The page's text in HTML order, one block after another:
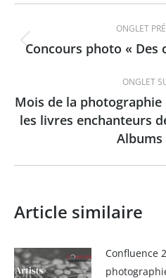
Navigation
de
ONGLET
Concours photo « Des
ONGLET
Mois de la
les livres enchanteurs
Albums
Article similaire
Confluence